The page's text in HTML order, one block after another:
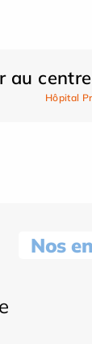
au
Hôpital
Nos